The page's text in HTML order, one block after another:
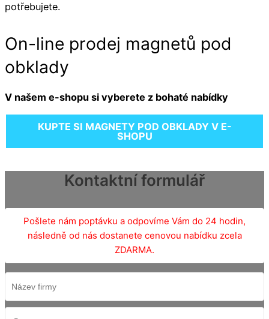
potřebujete.
On-line prodej magnetů pod
obklady
V našem e-shopu si vyberete z bohaté nabídky
KUPTE SI MAGNETY POD OBKLADY V E-
SHOPU
Kontaktní formulář
Pošlete nám poptávku a odpovíme Vám do 24 hodin,
následně od nás dostanete cenovou nabídku zcela
ZDARMA.